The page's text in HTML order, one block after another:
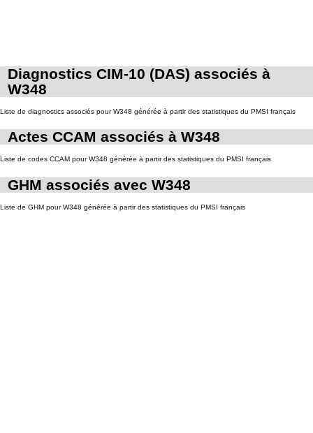
Diagnostics CIM-10 (DAS) associés à
W348
Liste de diagnostics associés pour W348 générée à partir des statistiques du PMSI français
Actes CCAM associés à W348
Liste de codes CCAM pour W348 générée à partir des statistiques du PMSI français
GHM associés avec W348
Liste de GHM pour W348 générée à partir des statistiques du PMSI français